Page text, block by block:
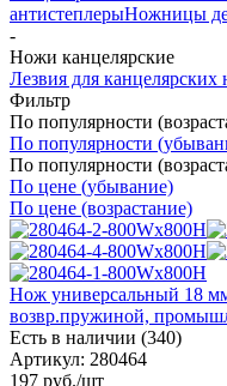
антистеплерыНожницы
-
Ножи канцелярские
Лезвия для канцелярских
Фильтр
По популярности
По популярности
По популярности
По цене (убывание)
По цене (возрастание)
Нож универсальный 18
возвр.пружиной,
Есть в наличии (340)
Артикул: 280464
197 руб./шт